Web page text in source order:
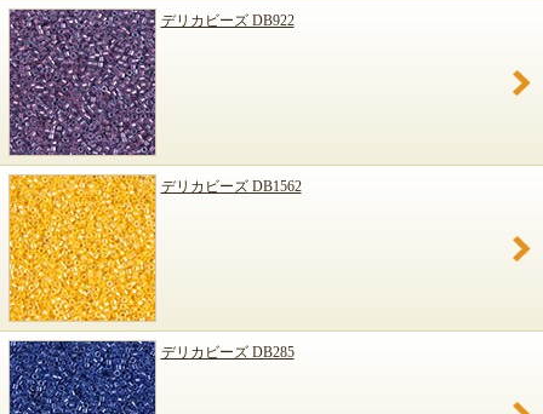
デリカビーズ DB922
デリカビーズ DB1562
デリカビーズ DB285